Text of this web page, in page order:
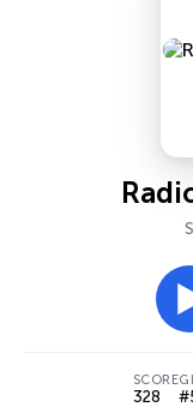
SCORE
328